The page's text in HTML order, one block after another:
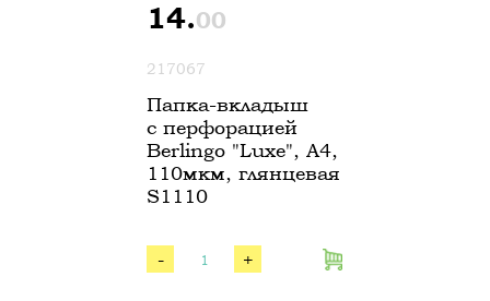
14.00
217067
Папка-вкладыш
с перфорацией
Berlingo "Luxe", А4,
110мкм, глянцевая
S1110
- +